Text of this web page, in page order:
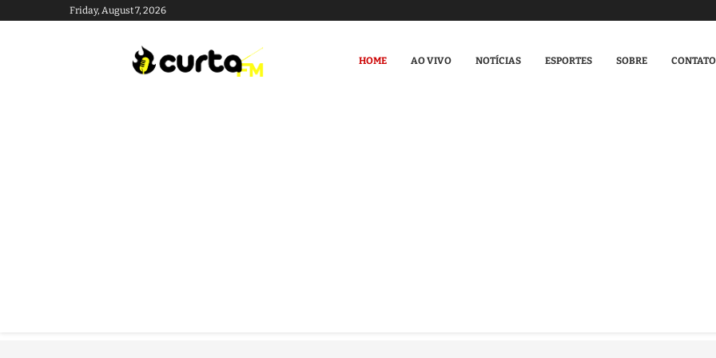
Friday, August 7, 2026
HOME AO VIVO NOTÍCIAS ESPORTES SOBRE CONTATO